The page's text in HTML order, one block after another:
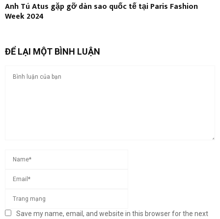
Anh Tú Atus gặp gỡ dàn sao quốc tế tại Paris Fashion
Week 2024
ĐỂ LẠI MỘT BÌNH LUẬN
Save my name, email, and website in this browser for the next